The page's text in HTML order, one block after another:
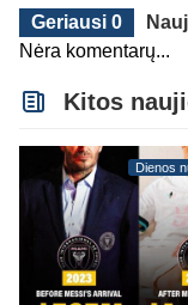
Geriausi 0
Nėra komentarų...
Kitos
Dienos